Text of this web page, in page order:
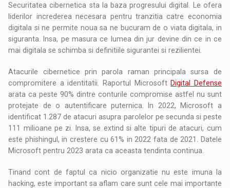
Securitatea cibernetica sta la baza progresului digital. Le ofera
liderilor increderea necesara pentru tranzitia catre economia
digitala si ne permite noua sa ne bucuram de o viata digitala, in
siguranta. Insa, pe masura ce lumea din jur devine din ce in ce
mai digitala se schimba si definitiile sigurantei si rezilientei.
Atacurile cibernetice prin parola raman principala sursa de
compromitere a identitatii. Raportul Microsoft Digital Defense
arata ca peste 90% dintre conturile compromise astfel nu sunt
protejate de o autentificare puternica. In 2022, Microsoft a
identificat 1.287 de atacuri asupra parolelor pe secunda si peste
111 milioane pe zi. Insa, se extind si alte tipuri de atacuri, cum
este phishingul, in crestere cu 61% in 2022 fata de 2021. Datele
Microsoft pentru 2023 arata ca aceasta tendinta continua.
Tinand cont de faptul ca nicio organizatie nu este imuna la
hacking, este important sa aflam care sunt cele mai importante